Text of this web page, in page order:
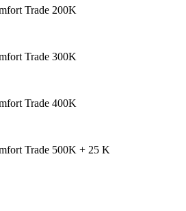
Trade 200K
Trade 300K
Trade 400K
Trade 500K + 25 K